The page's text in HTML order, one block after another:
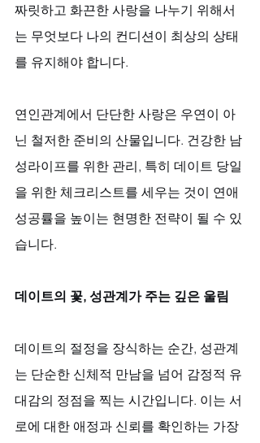
짜릿하고 화끈한 사랑을 나누기 위해서
는 무엇보다 나의 컨디션이 최상의 상태
를 유지해야 합니다.
연인관계에서 단단한 사랑은 우연이 아
닌 철저한 준비의 산물입니다. 건강한 남
성라이프를 위한 관리, 특히 데이트 당일
을 위한 체크리스트를 세우는 것이 연애
성공률을 높이는 현명한 전략이 될 수 있
습니다.
데이트의 꽃, 성관계가 주는 깊은 울림
데이트의 절정을 장식하는 순간, 성관계
는 단순한 신체적 만남을 넘어 감정적 유
대감의 정점을 찍는 시간입니다. 이는 서
로에 대한 애정과 신뢰를 확인하는 가장